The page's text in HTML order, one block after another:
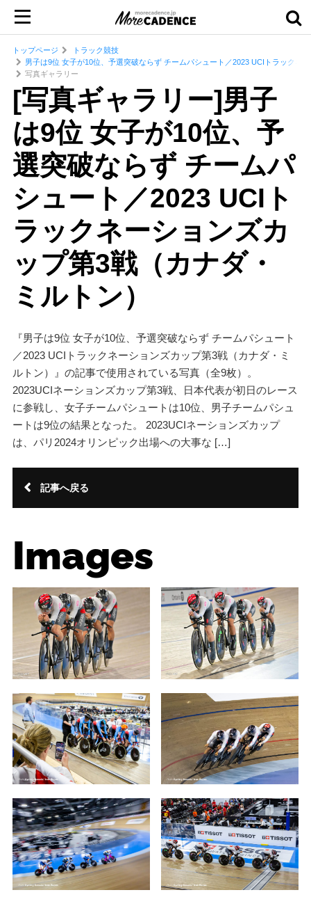
トップページ
トラック競技
男子は9位 女子が10位、予選突破ならず チームパシュート／2023 UCIトラックネ
写真ギャラリー
[写真ギャラリー]男子
は9位 女子が10位、予
選突破ならず チームパ
シュート／2023 UCIト
ラックネーションズカ
ップ第3戦（カナダ・
ミルトン）
『男子は9位 女子が10位、予選突破ならず チームパシュート
／2023 UCIトラックネーションズカップ第3戦（カナダ・ミ
ルトン）』の記事で使用されている写真（全9枚）。
2023UCIネーションズカップ第3戦、日本代表が初日のレース
に参戦し、女子チームパシュートは10位、男子チームパシュ
ートは9位の結果となった。 2023UCIネーションズカップ
は、パリ2024オリンピック出場への大事な […]
記事へ戻る
Images